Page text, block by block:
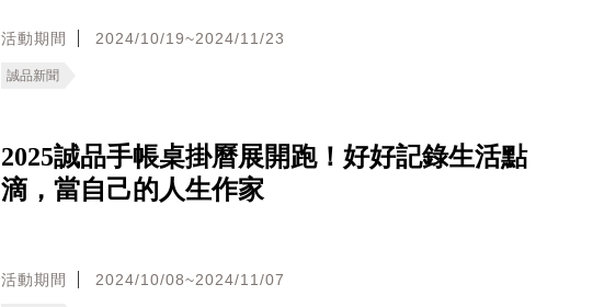
活動期間 2024/10/19~2024/11/23
誠品新聞
2025誠品手帳桌掛曆展開跑！好好記錄生活點
滴，當自己的人生作家
活動期間 2024/10/08~2024/11/07